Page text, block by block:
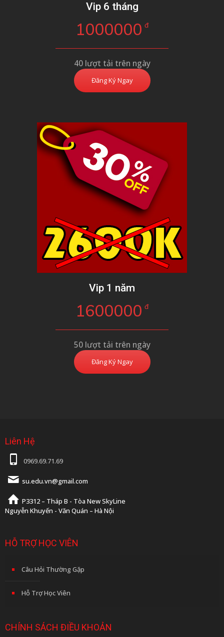
Vip 6 tháng
1000000 đ
40 lượt tải trên ngày
Đăng Ký Ngay
Vip 1 năm
1600000 đ
50 lượt tải trên ngày
Đăng Ký Ngay
Liên Hệ
0969.69.71.69
su.edu.vn@gmail.com
P3312 – Tháp B - Tòa New SkyLine
Nguyễn Khuyến - Văn Quán – Hà Nội
HỖ TRỢ HỌC VIÊN
Câu Hỏi Thường Gặp
Hỗ Trợ Học Viên
CHÍNH SÁCH ĐIỀU KHOẢN